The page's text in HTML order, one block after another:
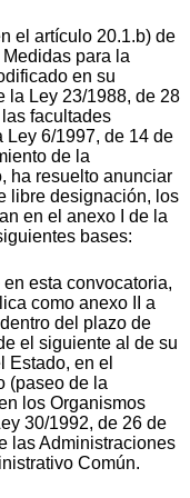
el artículo 20.1.b) de
para la
en su
la Ley 23/1988, de 28
facultades
Ley 6/1997, de 14 de
de la
ha resuelto anunciar
libre designación, los
en el anexo I de la
bases:
esta convocatoria,
como anexo II a
del plazo de
el siguiente al de su
Estado, en el
(paseo de la
los Organismos
30/1992, de 26 de
las Administraciones
Común.